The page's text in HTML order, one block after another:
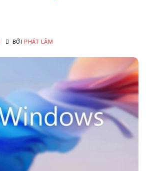
BỞI PHÁT LÂM